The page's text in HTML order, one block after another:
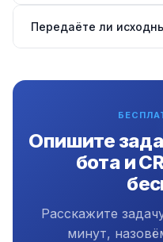
числе в Уфе.
Передаёте ли
документацию и
Опишите
бота и
Расскажите
минут,